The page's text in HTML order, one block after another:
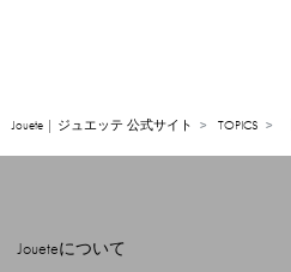
Jouete | ジュエッテ 公式サイト TOPICS
Joueteについて